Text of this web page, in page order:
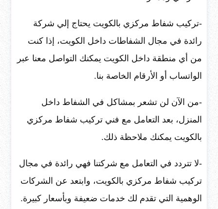
-تركيب شفاط مركزي بالكويت يحتاج إلي شركة
رائدة في مجال الشفاطات داخل الكويت، إذا كنت
من أي منطقة داخل الكويت يمكنك التواصل معنا عبر
الواتساب أو الأرقام الخاصة بنا.
-من الآن لن تشعر بمشاكل في الشفاط داخل
المنزل، بعد التعامل مع فني تركيب شفاط مركزي
بالكويت يمكنك ملاحظة ذلك.
-لا تتردد في التعامل مع شركتنا فهي رائدة في مجال
تركيب شفاط مركزي بالكويت، وابتعد عن الشركات
الوهمية التي تقدم لك خدمات ضعيفة وبأسعار كبيرة.